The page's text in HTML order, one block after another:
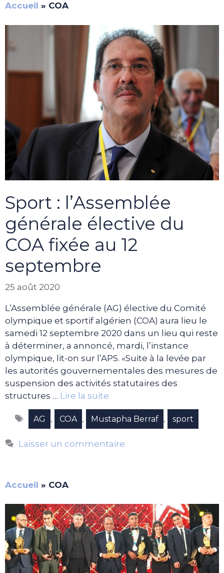
Accueil » COA
Sport : l’Assemblée
générale élective du
COA fixée au 12
septembre
25 août 2020
L’Assemblée générale (AG) élective du Comité
olympique et sportif algérien (COA) aura lieu le
samedi 12 septembre 2020 dans un lieu qui reste
à déterminer, a annoncé, mardi, l’instance
olympique, lit-on sur l’APS. «Suite à la levée par
les autorités gouvernementales des mesures de
suspension des activités statutaires des
structures … Lire la suite
Étiquettes
AG , COA , Mustapha Berraf , sport
Laisser un commentaire
Accueil » COA